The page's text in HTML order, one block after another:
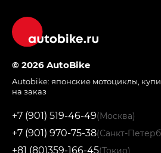
© 2026 AutoBike
Autobike: японские мотоциклы,
на заказ
+7 (901) 519-46-49(Москва)
+7 (901) 970-75-38(Санкт-
+81 (80)359-166-45(Токио)